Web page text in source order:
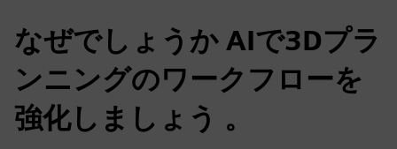
なぜでしょうか AIで3Dプラ
ンニングのワークフローを
強化しましょう 。